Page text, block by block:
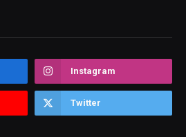
Instagram
Twitter